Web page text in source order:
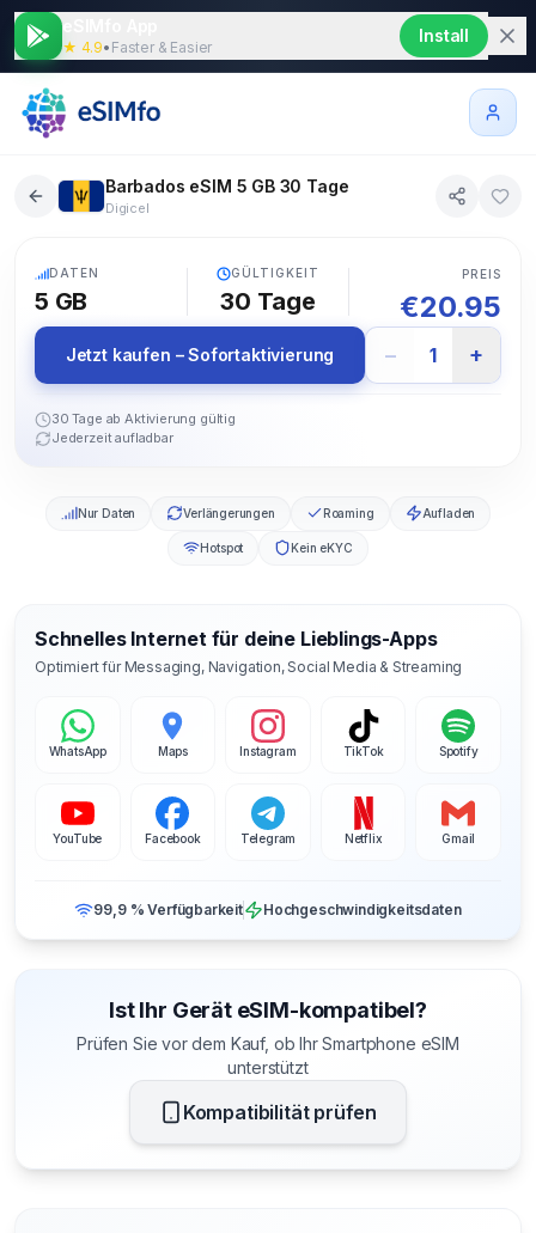
★ 4.9• Faster & Easier
Install
Barbados eSIM 5 GB 30 Tage
Digicel
DATEN
5 GB
GÜLTIGKEIT
30 Tage
PREIS
€20.95
Jetzt kaufen – Sofortaktivierung − 1 +
30 Tage ab Aktivierung gültig
Jederzeit aufladbar
Nur Daten Verlängerungen Roaming Aufladen
Hotspot Kein eKYC
Schnelles Internet für deine Lieblings-Apps
Optimiert für Messaging, Navigation, Social Media & Streaming
WhatsApp Maps Instagram TikTok Spotify
YouTube Facebook Telegram Netflix Gmail
99,9 % Verfügbarkeit Hochgeschwindigkeitsdaten
Ist Ihr Gerät eSIM-kompatibel?
Prüfen Sie vor dem Kauf, ob Ihr Smartphone eSIM
unterstützt
Kompatibilität prüfen